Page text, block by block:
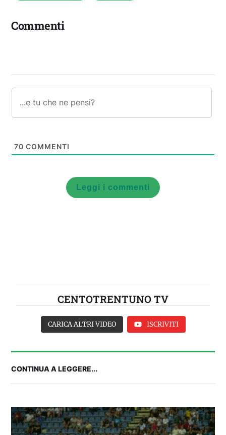
Commenti
70 COMMENTI
Leggi i commenti
CENTOTRENTUNO TV
CARICA ALTRI VIDEO ISCRIVITI
CONTINUA A LEGGERE...